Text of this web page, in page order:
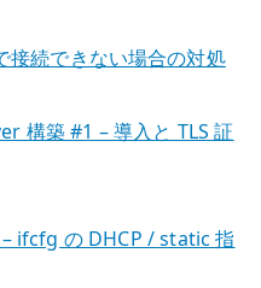
接続できない場合の対処
構築 #1 – 導入と TLS 証
ifcfg の DHCP / static 指